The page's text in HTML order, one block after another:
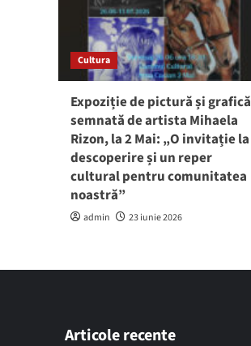
Cultura
Expoziție de pictură și grafică
semnată de artista Mihaela
Rizon, la 2 Mai: „O invitație la
descoperire și un reper
cultural pentru comunitatea
noastră”
admin 23 iunie 2026
Articole recente